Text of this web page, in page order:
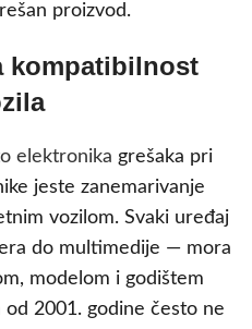
proizvod.
kompatibilnost
elektronika grešaka pri
jeste zanemarivanje
vozilom. Svaki uređaj
do multimedije — mora
modelom i godištem
od 2001. godine često ne